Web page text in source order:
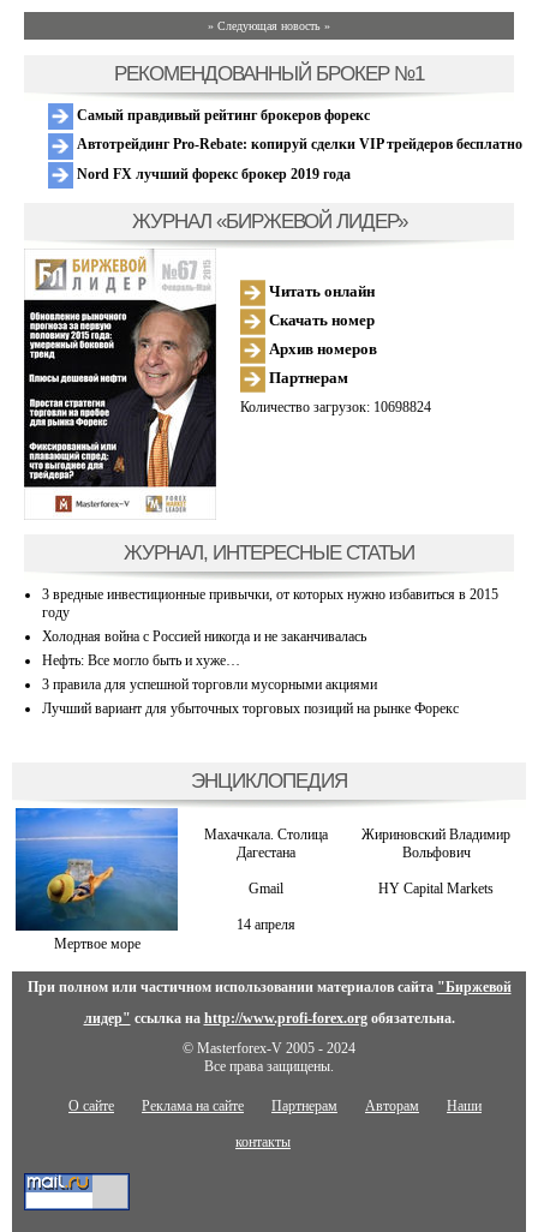
» Следующая новость »
РЕКОМЕНДОВАННЫЙ БРОКЕР №1
Самый правдивый рейтинг брокеров форекс
Автотрейдинг Pro-Rebate: копируй сделки VIP трейдеров бесплатно
Nord FX лучший форекс брокер 2019 года
ЖУРНАЛ «БИРЖЕВОЙ ЛИДЕР»
Читать онлайн
Скачать номер
Архив номеров
Партнерам
Количество загрузок: 10698824
ЖУРНАЛ, ИНТЕРЕСНЫЕ СТАТЬИ
3 вредные инвестиционные привычки, от которых нужно избавиться в 2015
году
Холодная война с Россией никогда и не заканчивалась
Нефть: Все могло быть и хуже…
3 правила для успешной торговли мусорными акциями
Лучший вариант для убыточных торговых позиций на рынке Форекс
ЭНЦИКЛОПЕДИЯ
Мертвое море
Махачкала. Столица
Дагестана
Жириновский Владимир
Вольфович
Gmail HY Capital Markets
14 апреля
При полном или частичном использовании материалов сайта "Биржевой
лидер" ссылка на http://www.profi-forex.orgобязательна.
© Masterforex-V 2005 - 2024
Все права защищены.
О сайте Реклама на сайте Партнерам Авторам Наши
контакты